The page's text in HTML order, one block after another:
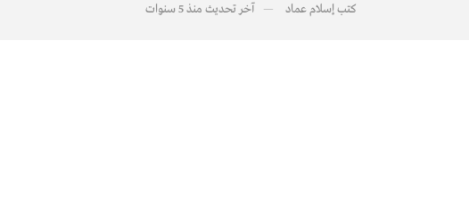
كتبإسلام عماد آخر تحديث منذ 5 سنوات